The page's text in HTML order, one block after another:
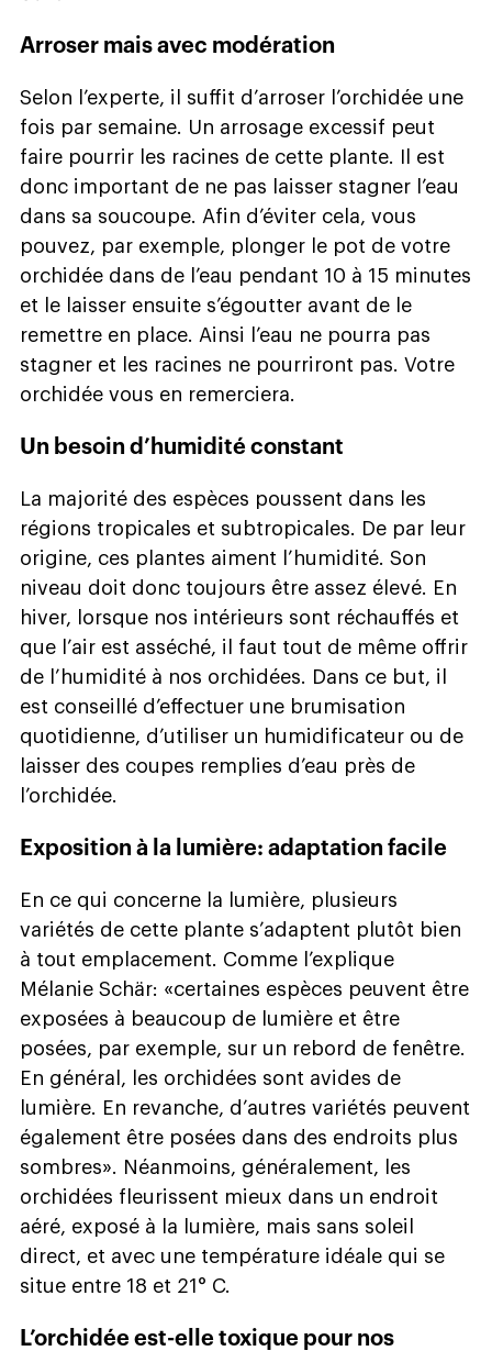
Arroser mais avec modération
Selon l’experte, il suffit d’arroser l’orchidée une
fois par semaine. Un arrosage excessif peut
faire pourrir les racines de cette plante. Il est
donc important de ne pas laisser stagner l’eau
dans sa soucoupe. Afin d’éviter cela, vous
pouvez, par exemple, plonger le pot de votre
orchidée dans de l’eau pendant 10 à 15 minutes
et le laisser ensuite s’égoutter avant de le
remettre en place. Ainsi l’eau ne pourra pas
stagner et les racines ne pourriront pas. Votre
orchidée vous en remerciera.
Un besoin d’humidité constant
La majorité des espèces poussent dans les
régions tropicales et subtropicales. De par leur
origine, ces plantes aiment l’humidité. Son
niveau doit donc toujours être assez élevé. En
hiver, lorsque nos intérieurs sont réchauffés et
que l’air est asséché, il faut tout de même offrir
de l’humidité à nos orchidées. Dans ce but, il
est conseillé d’effectuer une brumisation
quotidienne, d’utiliser un humidificateur ou de
laisser des coupes remplies d’eau près de
l’orchidée.
Exposition à la lumière: adaptation facile
En ce qui concerne la lumière, plusieurs
variétés de cette plante s’adaptent plutôt bien
à tout emplacement. Comme l’explique
Mélanie Schär: «certaines espèces peuvent être
exposées à beaucoup de lumière et être
posées, par exemple, sur un rebord de fenêtre.
En général, les orchidées sont avides de
lumière. En revanche, d’autres variétés peuvent
également être posées dans des endroits plus
sombres». Néanmoins, généralement, les
orchidées fleurissent mieux dans un endroit
aéré, exposé à la lumière, mais sans soleil
direct, et avec une température idéale qui se
situe entre 18 et 21° C.
L’orchidée est-elle toxique pour nos